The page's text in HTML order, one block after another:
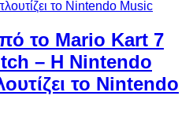
το Mario Kart 7
– Η Nintendo
το Nintendo